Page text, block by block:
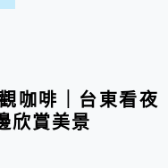
，台東咖啡又一好
咖啡｜台東看夜
欣賞美景